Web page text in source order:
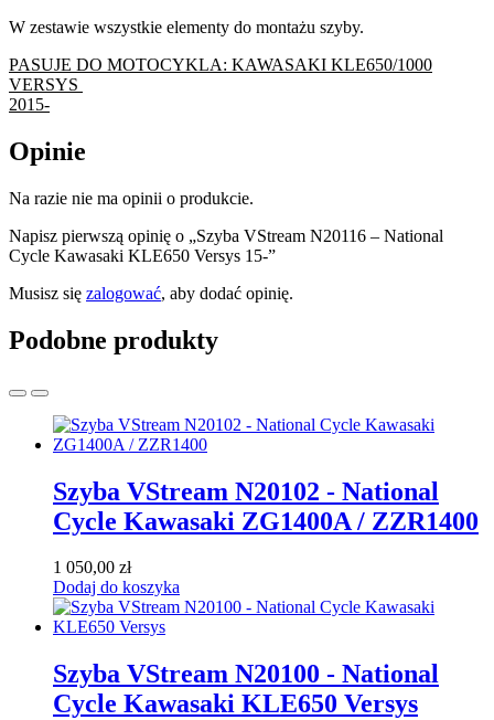
W zestawie wszystkie elementy do montażu szyby.
PASUJE DO MOTOCYKLA: KAWASAKI KLE650/1000
VERSYS
2015-
Opinie
Na razie nie ma opinii o produkcie.
Napisz pierwszą opinię o „Szyba VStream N20116 – National
Cycle Kawasaki KLE650 Versys 15-”
Musisz się zalogować, aby dodać opinię.
Podobne produkty
Szyba VStream N20102 - National
Cycle Kawasaki ZG1400A / ZZR1400
1 050,00 zł
Dodaj do koszyka
Szyba VStream N20100 - National
Cycle Kawasaki KLE650 Versys